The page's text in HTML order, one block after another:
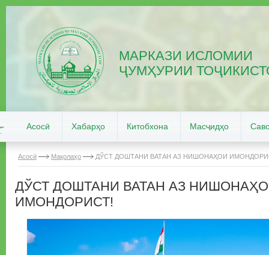
МАРКАЗИ ИСЛОМИИ
ҶУМҲУРИИ
Асосӣ Хабарҳо Китобхона Масҷидҳо
Асосӣ Мақолаҳо ДЎСТ ДОШТАНИ ВАТАН АЗ НИШОНАҲОИ
ДЎСТ ДОШТАНИ ВАТАН АЗ
ИМОНДОРИСТ!